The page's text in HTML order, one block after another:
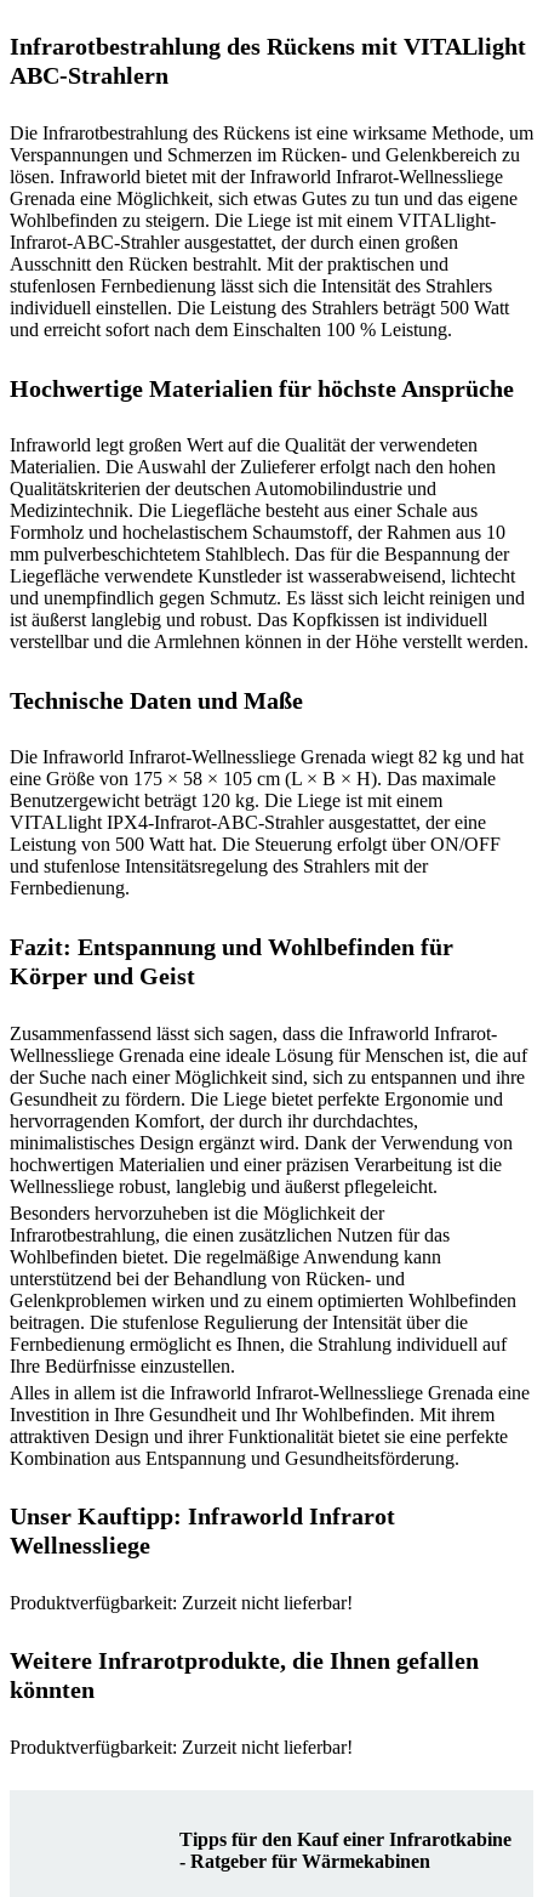
Infrarotbestrahlung des Rückens mit VITALlight
ABC-Strahlern
Die Infrarotbestrahlung des Rückens ist eine wirksame Methode, um
Verspannungen und Schmerzen im Rücken- und Gelenkbereich zu
lösen. Infraworld bietet mit der Infraworld Infrarot-Wellnessliege
Grenada eine Möglichkeit, sich etwas Gutes zu tun und das eigene
Wohlbefinden zu steigern. Die Liege ist mit einem VITALlight-
Infrarot-ABC-Strahler ausgestattet, der durch einen großen
Ausschnitt den Rücken bestrahlt. Mit der praktischen und
stufenlosen Fernbedienung lässt sich die Intensität des Strahlers
individuell einstellen. Die Leistung des Strahlers beträgt 500 Watt
und erreicht sofort nach dem Einschalten 100 % Leistung.
Hochwertige Materialien für höchste Ansprüche
Infraworld legt großen Wert auf die Qualität der verwendeten
Materialien. Die Auswahl der Zulieferer erfolgt nach den hohen
Qualitätskriterien der deutschen Automobilindustrie und
Medizintechnik. Die Liegefläche besteht aus einer Schale aus
Formholz und hochelastischem Schaumstoff, der Rahmen aus 10
mm pulverbeschichtetem Stahlblech. Das für die Bespannung der
Liegefläche verwendete Kunstleder ist wasserabweisend, lichtecht
und unempfindlich gegen Schmutz. Es lässt sich leicht reinigen und
ist äußerst langlebig und robust. Das Kopfkissen ist individuell
verstellbar und die Armlehnen können in der Höhe verstellt werden.
Technische Daten und Maße
Die Infraworld Infrarot-Wellnessliege Grenada wiegt 82 kg und hat
eine Größe von 175 × 58 × 105 cm (L × B × H). Das maximale
Benutzergewicht beträgt 120 kg. Die Liege ist mit einem
VITALlight IPX4-Infrarot-ABC-Strahler ausgestattet, der eine
Leistung von 500 Watt hat. Die Steuerung erfolgt über ON/OFF
und stufenlose Intensitätsregelung des Strahlers mit der
Fernbedienung.
Fazit: Entspannung und Wohlbefinden für
Körper und Geist
Zusammenfassend lässt sich sagen, dass die Infraworld Infrarot-
Wellnessliege Grenada eine ideale Lösung für Menschen ist, die auf
der Suche nach einer Möglichkeit sind, sich zu entspannen und ihre
Gesundheit zu fördern. Die Liege bietet perfekte Ergonomie und
hervorragenden Komfort, der durch ihr durchdachtes,
minimalistisches Design ergänzt wird. Dank der Verwendung von
hochwertigen Materialien und einer präzisen Verarbeitung ist die
Wellnessliege robust, langlebig und äußerst pflegeleicht.
Besonders hervorzuheben ist die Möglichkeit der
Infrarotbestrahlung, die einen zusätzlichen Nutzen für das
Wohlbefinden bietet. Die regelmäßige Anwendung kann
unterstützend bei der Behandlung von Rücken- und
Gelenkproblemen wirken und zu einem optimierten Wohlbefinden
beitragen. Die stufenlose Regulierung der Intensität über die
Fernbedienung ermöglicht es Ihnen, die Strahlung individuell auf
Ihre Bedürfnisse einzustellen.
Alles in allem ist die Infraworld Infrarot-Wellnessliege Grenada eine
Investition in Ihre Gesundheit und Ihr Wohlbefinden. Mit ihrem
attraktiven Design und ihrer Funktionalität bietet sie eine perfekte
Kombination aus Entspannung und Gesundheitsförderung.
Unser Kauftipp: Infraworld Infrarot
Wellnessliege
Produktverfügbarkeit: Zurzeit nicht lieferbar!
Weitere Infrarotprodukte, die Ihnen gefallen
könnten
Produktverfügbarkeit: Zurzeit nicht lieferbar!
Tipps für den Kauf einer Infrarotkabine
- Ratgeber für Wärmekabinen